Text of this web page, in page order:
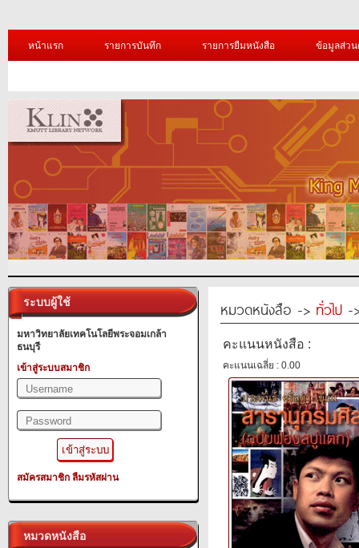
หน้าแรก รายการบันทึก รายการยืมหนังสือ ข้อมูลส่ว
ระบบผู้ใช้
มหาวิทยาลัยเทคโนโลยีพระจอมเกล้า
ธนบุรี
เข้าสู่ระบบสมาชิก
สมัครสมาชิก ลืมรหัสผ่าน
หมวดหนังสือ
หมวดหนังสือ -> ทั่วไป -
คะแนนหนังสือ :
คะแนนเฉลี่ย : 0.00